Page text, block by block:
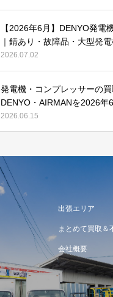
【2026年6月】DENYO発電
｜錆あり・故障品・大型発電
した
2026.07.02
発電機・コンプレッサーの買
DENYO・AIRMANを2026年
化中
2026.06.15
出張エリア
まとめて買取＆
会社概要